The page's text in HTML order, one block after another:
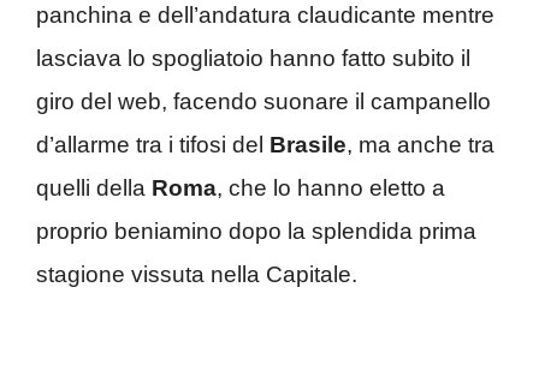
panchina e dell’andatura claudicante mentre
lasciava lo spogliatoio hanno fatto subito il
giro del web, facendo suonare il campanello
d’allarme tra i tifosi del Brasile, ma anche tra
quelli della Roma, che lo hanno eletto a
proprio beniamino dopo la splendida prima
stagione vissuta nella Capitale.